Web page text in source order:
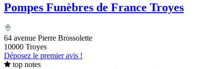
Pompes Funèbres de France Troyes
64 avenue Pierre Brossolette
10000 Troyes
Déposez le premier avis !
top notes